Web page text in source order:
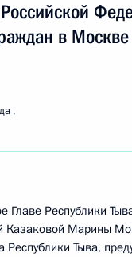
в
Главе Республики
Казаковой Марины
Тыва,